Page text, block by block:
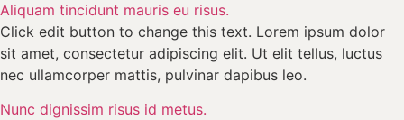
Aliquam tincidunt mauris eu risus.
Click edit button to change this text. Lorem ipsum dolor
sit amet, consectetur adipiscing elit. Ut elit tellus, luctus
nec ullamcorper mattis, pulvinar dapibus leo.
Nunc dignissim risus id metus.